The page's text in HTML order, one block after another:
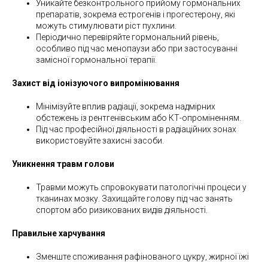
Уникайте безконтрольного прийому гормональних
препаратів, зокрема естрогенів і прогестерону, які
можуть стимулювати ріст пухлини.
Періодично перевіряйте гормональний рівень,
особливо під час менопаузи або при застосуванні
замісної гормональної терапії.
Захист від іонізуючого випромінювання
Мінімізуйте вплив радіації, зокрема надмірних
обстежень із рентгенівським або КТ-опроміненням.
Під час професійної діяльності в радіаційних зонах
використовуйте захисні засоби.
Уникнення травм голови
Травми можуть спровокувати патологічні процеси у
тканинах мозку. Захищайте голову під час занять
спортом або ризикованих видів діяльності.
Правильне харчування
Зменште споживання рафінованого цукру, жирної їжі